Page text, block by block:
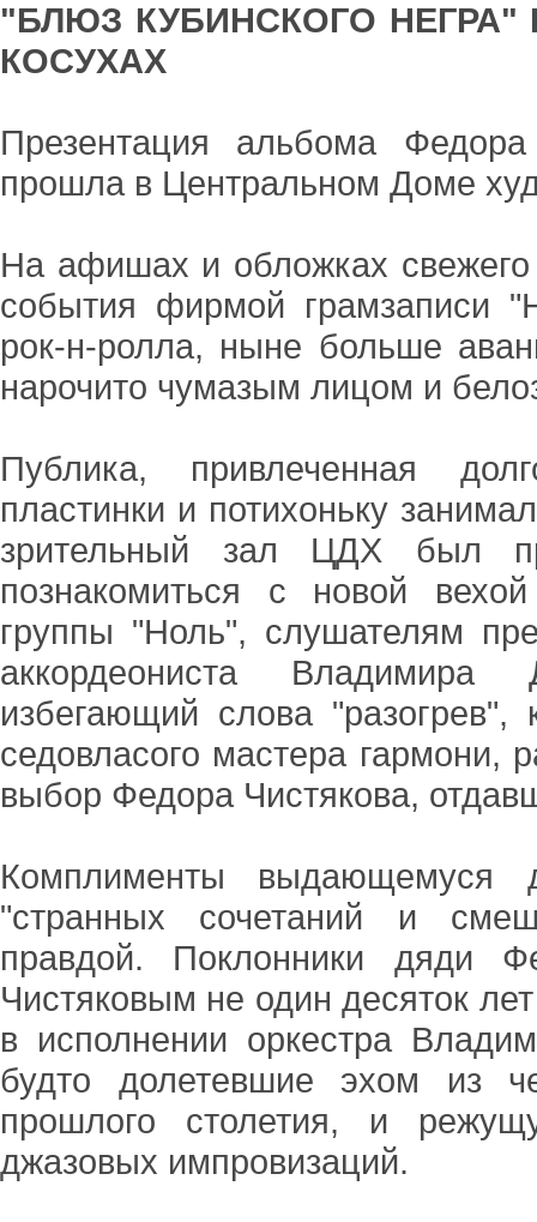
"БЛЮЗ КУБИНСКОГО
КОСУХАХ
Презентация альбома
прошла в Центральном Доме
На афишах и обложках
события фирмой грамзаписи
рок-н-ролла, ныне больше
нарочито чумазым лицом и
Публика, привлеченная
пластинки и потихоньку
зрительный зал ЦДХ был
познакомиться с новой
группы "Ноль", слушателям
аккордеониста Владимира
избегающий слова
седовласого мастера гармони,
выбор Федора Чистякова,
Комплименты выдающемуся
"странных сочетаний и
правдой. Поклонники дяди
Чистяковым не один десяток
в исполнении оркестра
будто долетевшие эхом из
прошлого столетия, и
джазовых импровизаций.